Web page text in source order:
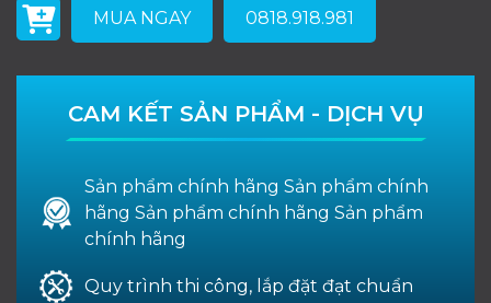
MUA NGAY 0818.918.981
CAM KẾT SẢN PHẨM - DỊCH VỤ
Sản phẩm chính hãng Sản phẩm chính
hãng Sản phẩm chính hãng Sản phẩm
chính hãng
Quy trình thi công, lắp đặt đạt chuẩn